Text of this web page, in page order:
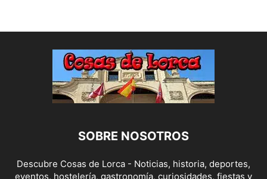
SOBRE NOSOTROS
Descubre Cosas de Lorca - Noticias, historia, deportes,
eventos, hostelería, gastronomía, curiosidades, fiestas y